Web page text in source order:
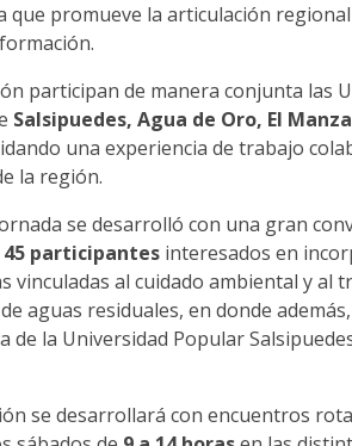
que promueve la articulación
participan de manera conjunta las
Salsipuedes, Agua de Oro, El
una experiencia de trabajo
la región.
se desarrolló con una gran
45 participantes interesados en
vinculadas al cuidado ambiental y al
aguas residuales, en donde
de la Universidad Popular
se desarrollará con encuentros